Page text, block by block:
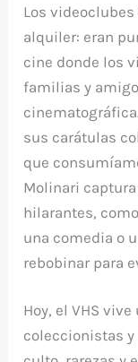
Los
alquiler: eran
cine donde los
familias y
sus carátulas
que
Molinari
hilarantes,
una comedia o
rebobinar para
Hoy, el VHS
coleccionistas